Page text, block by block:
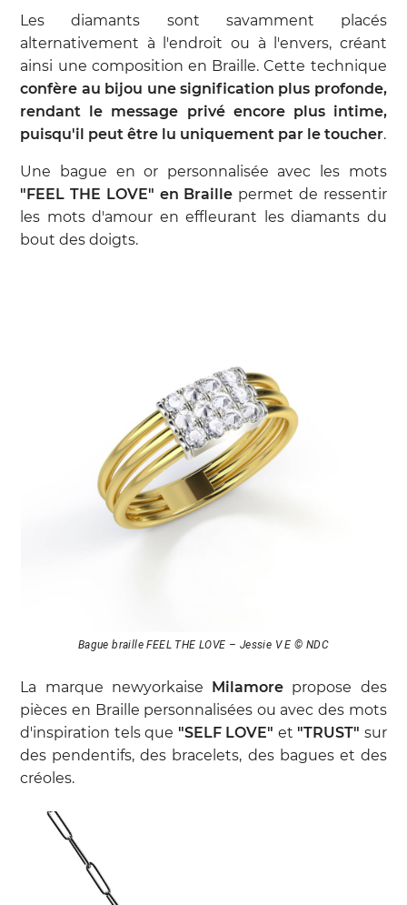
Les diamants sont savamment placés
alternativement à l'endroit ou à l'envers, créant
ainsi une composition en Braille. Cette technique
confère au bijou une signification plus profonde,
rendant le message privé encore plus intime,
puisqu'il peut être lu uniquement par le toucher.
Une bague en or personnalisée avec les mots
"FEEL THE LOVE" en Braille permet de ressentir
les mots d'amour en effleurant les diamants du
bout des doigts.
Bague braille FEEL THE LOVE – Jessie V E © NDC
La marque newyorkaise Milamore propose des
pièces en Braille personnalisées ou avec des mots
d'inspiration tels que "SELF LOVE" et "TRUST" sur
des pendentifs, des bracelets, des bagues et des
créoles.